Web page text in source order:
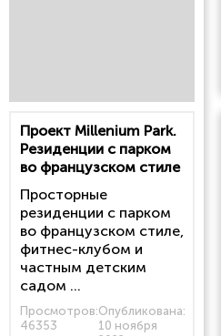
Проект Millenium Park.
Резиденции с парком
во французском стиле
Просторные
резиденции с парком
во французском стиле,
фитнес-клубом и
частным детским
садом ...
Просмотров:
46353
Опубликована:
10 ноября